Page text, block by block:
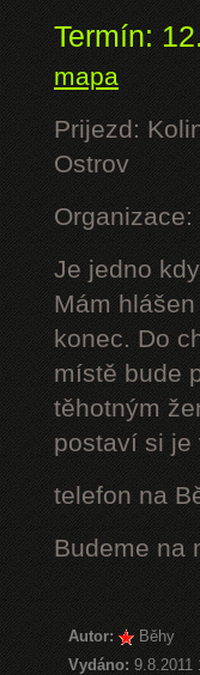
Termín:
mapa
Prijezd:
Ostrov
Organizace:
Je jedno
Mám
konec. Do
místě bude
těhotným
postaví si je
telefon na
Budeme na
Autor:
Běhy
Vydáno: 9.8.2011